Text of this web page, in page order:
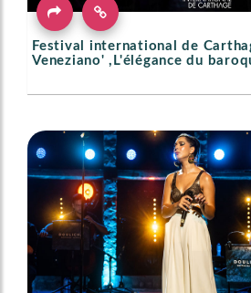
Festival international de
Veneziano' ,L'élégance du